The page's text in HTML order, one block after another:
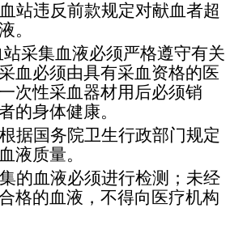
站违反前款规定对献血者超
。
站采集血液必须严格遵守有关
血必须由具有采血资格的医
次性采血器材用后必须销
的身体健康。
据国务院卫生行政部门规定
液质量。
的血液必须进行检测；未经
格的血液，不得向医疗机构